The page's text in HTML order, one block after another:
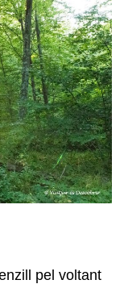
pel voltant